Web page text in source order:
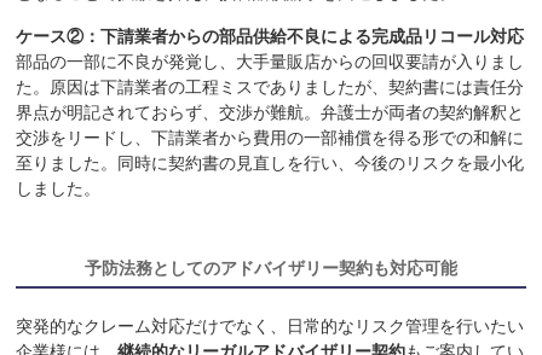
ケース②：下請業者からの部品供給不良による完成品リコール対応
部品の一部に不良が発覚し、大手量販店からの回収要請が入りまし
た。原因は下請業者の工程ミスでありましたが、契約書には責任分
界点が明記されておらず、交渉が難航。弁護士が両者の契約解釈と
交渉をリードし、下請業者から費用の一部補償を得る形での和解に
至りました。同時に契約書の見直しを行い、今後のリスクを最小化
しました。
予防法務としてのアドバイザリー契約も対応可能
突発的なクレーム対応だけでなく、日常的なリスク管理を行いたい
企業様には、継続的なリーガルアドバイザリー契約もご案内してい